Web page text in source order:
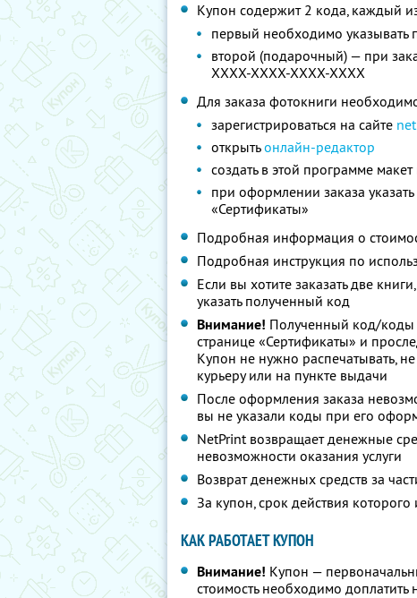
Купон содержит 2 кода, каждый
первый необходимо указывать
второй (подарочный) — при
XXXX-XXXX-XXXX-XXXX
Для заказа фотокниги
зарегистрироваться на сайте
открытьонлайн-редактор
создать в этой программе макет
при оформлении заказа
«Сертификаты»
Подробная информация о
Подробная инструкция по
Если вы хотите заказать две
указать полученный код
Внимание! Полученный код/коды
странице «Сертификаты» и
Купон не нужно распечатывать,
курьеру или на пункте выдачи
После оформления заказа
вы не указали коды при его
NetPrint возвращает денежные
невозможности оказания услуги
Возврат денежных средств за
За купон, срок действия
КАК РАБОТАЕТ КУПОН
Внимание! Купон —
стоимость необходимо доплатить